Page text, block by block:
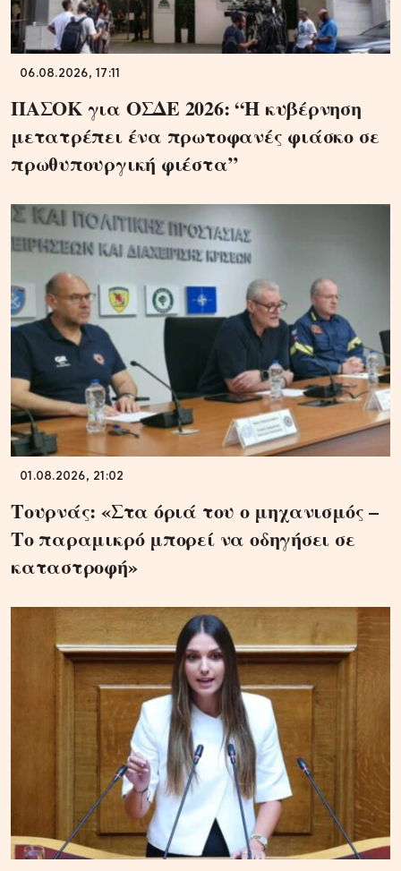
06.08.2026, 17:11
ΠΑΣΟΚ για ΟΣΔΕ 2026: “Η κυβέρνηση
μετατρέπει ένα πρωτοφανές φιάσκο σε
πρωθυπουργική φιέστα”
01.08.2026, 21:02
Τουρνάς: «Στα όριά του ο μηχανισμός –
Το παραμικρό μπορεί να οδηγήσει σε
καταστροφή»